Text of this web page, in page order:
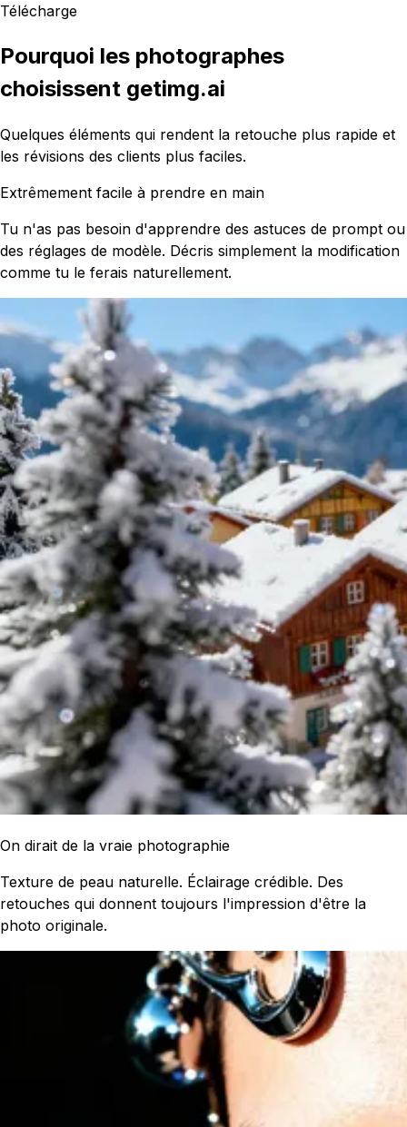
Télécharge
Pourquoi les photographes
choisissent getimg.ai
Quelques éléments qui rendent la retouche plus rapide et
les révisions des clients plus faciles.
Extrêmement facile à prendre en main
Tu n'as pas besoin d'apprendre des astuces de prompt ou
des réglages de modèle. Décris simplement la modification
comme tu le ferais naturellement.
On dirait de la vraie photographie
Texture de peau naturelle. Éclairage crédible. Des
retouches qui donnent toujours l'impression d'être la
photo originale.